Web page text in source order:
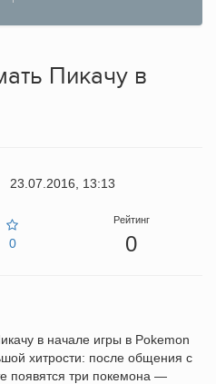
Пикачу в
23.07.2016, 13:13
0
Рейтинг
0
в начале игры в Pokemon
хитрости: после общения с
появятся три покемона —